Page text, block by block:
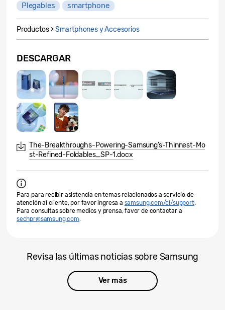
Plegables
smartphone
Productos >Smartphones y Accesorios
DESCARGAR
The-Breakthroughs-Powering-Samsung’s-Thinnest-Mo
st-Refined-Foldables_SP-1.docx
Para para recibir asistencia en temas relacionados a servicio de
atención al cliente, por favor ingresa a samsung.com/cl/support.
Para consultas sobre medios y prensa, favor de contactar a
sechpr@samsung.com
Revisa las últimas noticias sobre Samsung
Ver más